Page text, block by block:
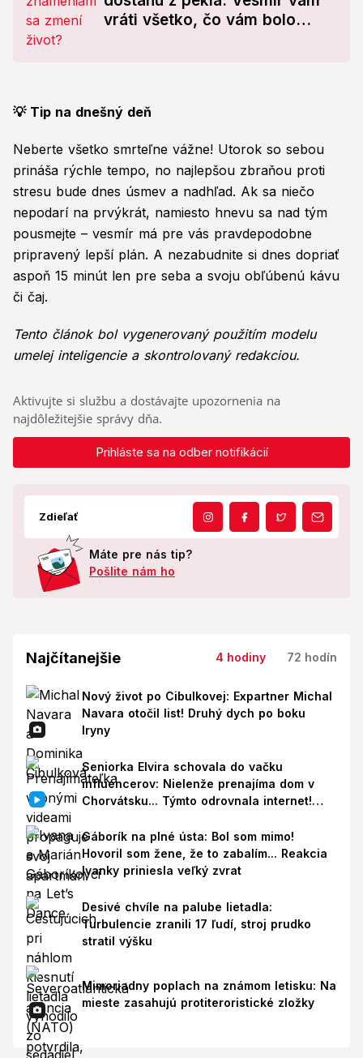
vráti všetko, čo vám bolo
💡 Tip na dnešný deň
Neberte všetko smrteľne vážne! Utorok so sebou
prináša rýchle tempo, no najlepšou zbraňou proti
stresu bude dnes úsmev a nadhľad. Ak sa niečo
nepodarí na prvýkrát, namiesto hnevu sa nad tým
pousmejte – vesmír má pre vás pravdepodobne
pripravený lepší plán. A nezabudnite si dnes dopriať
aspoň 15 minút len pre seba a svoju obľúbenú kávu
či čaj.
Tento článok bol vygenerovaný použitím modelu
umelej inteligencie a skontrolovaný redakciou.
Aktivujte si službu a dostávajte upozornenia na
najdôležitejšie správy dňa.
Prihláste sa na odber notifikácií
Zdieľať
Máte pre nás tip?
Pošlite nám ho
Najčítanejšie 4 hodiny 72 hodín
Nový život po Cibulkovej: Expartner Michal
Navara otočil list! Druhý dych po boku
Iryny
Seniorka Elvira schovala do vačku
influencerov: Nielenže prenajíma dom v
Chorvátsku... Týmto odrovnala internet!
Gáborík na plné ústa: Bol som mimo!
Hovoril som žene, že to zabalím... Reakcia
Ivanky priniesla veľký zvrat
Desivé chvíle na palube lietadla:
Turbulencie zranili 17 ľudí, stroj prudko
stratil výšku
Mimoriadny poplach na známom letisku: Na
mieste zasahujú protiteroristické zložky